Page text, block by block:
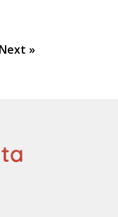
Next »